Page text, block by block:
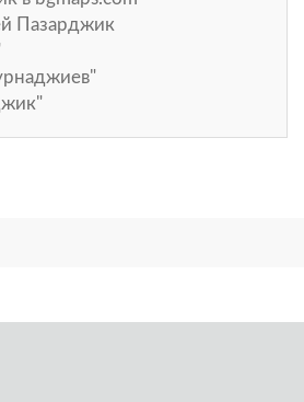
Пазарджик